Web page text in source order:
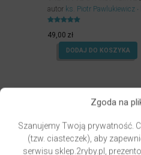
Zgoda na
Szanujemy Twoją prywatność.
(tzw. ciasteczek), aby
serwisu sklep.2ryby.pl,
autor ks. Piotr Pawlukiewicz
5.00
na 5.
49,00 zł
DODAJ DO KOSZYKA